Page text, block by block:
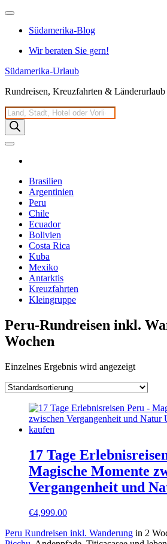
Zum
springenSüdamerika-Blog
Wir beraten Sie gern!
Südamerika-Urlaub
Rundreisen, Kreuzfahrten & Länderurlaub
Products
search
Brasilien
Argentinien
Peru
Chile
Ecuador
Bolivien
Costa Rica
Kuba
Mexiko
Antarktis
Kreuzfahrten
Kleingruppe
Peru-Rundreisen inkl.
Wochen
Einzelnes Ergebnis wird angezeigt
17 Tage
Magische Momente
Vergangenheit und
€4,999.00
Peru Rundreisen inkl. Wanderung in 2